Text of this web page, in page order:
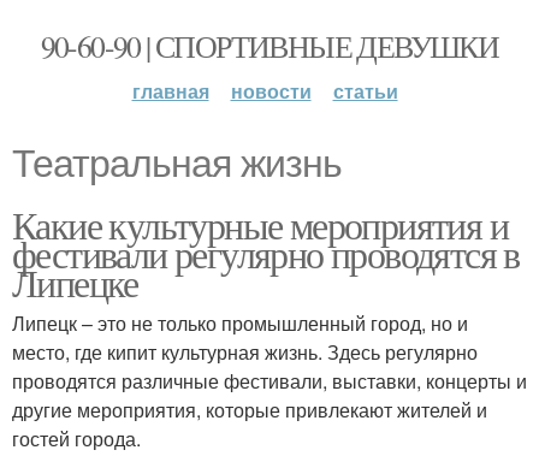
90-60-90 | СПОРТИВНЫЕ ДЕВУШКИ
главная новости статьи
Театральная жизнь
Какие культурные мероприятия и
фестивали регулярно проводятся в
Липецке
Липецк – это не только промышленный город, но и
место, где кипит культурная жизнь. Здесь регулярно
проводятся различные фестивали, выставки, концерты и
другие мероприятия, которые привлекают жителей и
гостей города.